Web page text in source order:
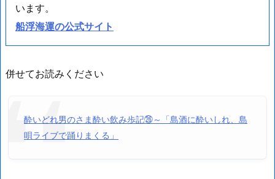
います。
船浮海運の公式サイト
併せてお読みください
酔いどれ男のさま酔い飲み歩記㉖～「島酒に酔いしれ、島
唄ライブで踊りまくる」